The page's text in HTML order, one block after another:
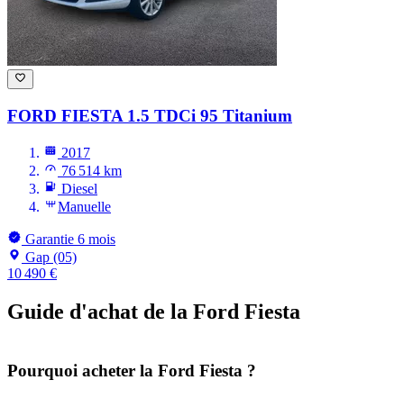
FORD FIESTA 1.5 TDCi 95 Titanium
2017
76 514 km
Diesel
Manuelle
Garantie 6 mois
Gap (05)
10 490 €
Guide d'achat de la Ford Fiesta
Pourquoi acheter la Ford Fiesta ?